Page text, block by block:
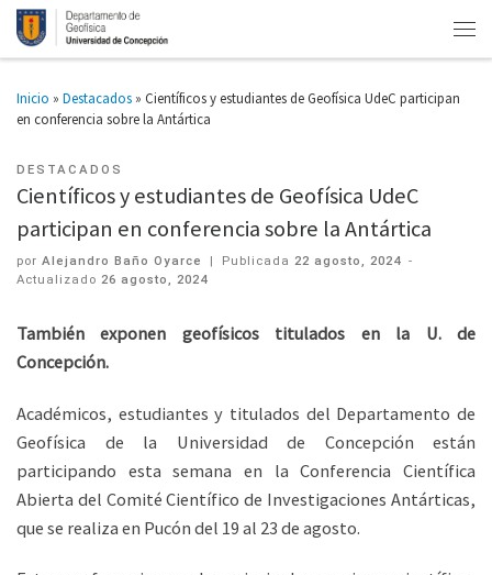
Inicio » Destacados » Científicos y estudiantes de Geofísica UdeC participan
en conferencia sobre la Antártica
DESTACADOS
Científicos y estudiantes de Geofísica UdeC
participan en conferencia sobre la Antártica
por Alejandro Baño Oyarce | Publicada22 agosto, 2024 -
Actualizado 26 agosto, 2024
También exponen geofísicos titulados en la U. de
Concepción.
Académicos, estudiantes y titulados del Departamento de
Geofísica de la Universidad de Concepción están
participando esta semana en la Conferencia Científica
Abierta del Comité Científico de Investigaciones Antárticas,
que se realiza en Pucón del 19 al 23 de agosto.